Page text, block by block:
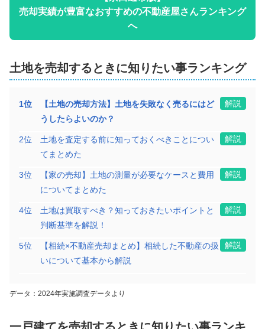
階数:2階 築年数:21年
2,500 万円 2025年10月
階数:2 階
建物面積:99㎡ 土地面積:100 ㎡
3,700 万円 2025年10月
建物面積:95㎡ 土地面積:122㎡
売却実績が豊富なおすすめの不動産屋さんランキング
へ
土地を売却するときに知りたい事ランキング
1位
【土地の売却方法】土地を失敗なく売るにはど
うしたらよいのか？
解説
2位
土地を査定する前に知っておくべきことについ
てまとめた
解説
3位
【家の売却】土地の測量が必要なケースと費用
についてまとめた
解説
4位
土地は買取すべき？知っておきたいポイントと
判断基準を解説！
解説
5位
【相続×不動産売却まとめ】相続した不動産の扱
いについて基本から解説
解説
データ：2024年実施調査データより